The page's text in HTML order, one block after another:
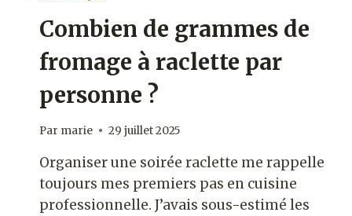
Combien de grammes de
fromage à raclette par
personne​ ?
Par marie 29 juillet 2025
Organiser une soirée raclette me rappelle
toujours mes premiers pas en cuisine
professionnelle. J’avais sous-estimé les